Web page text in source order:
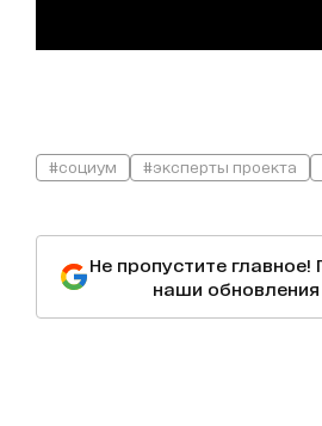
#социум #эксперты проекта
Не пропустите
наши обновления